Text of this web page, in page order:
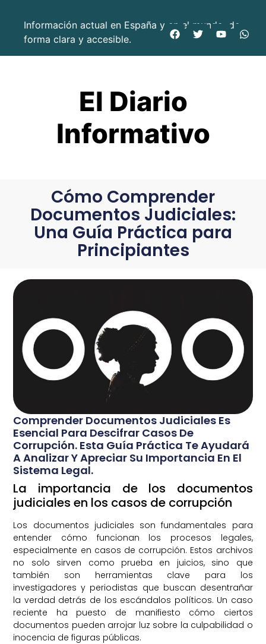
Información actual en España y en el mundo, de
forma clara y accesible.
El Diario
Informativo
Cómo Comprender
Documentos Judiciales:
Una Guía Práctica para
Principiantes
Comprender Documentos Judiciales Es
Esencial Para Descifrar Casos De
Corrupción. Esta Guía Práctica Te Ayudará
A Analizar Y Apreciar Su Importancia En El
Sistema Legal.
La importancia de los documentos
judiciales en los casos de corrupción
Los documentos judiciales son fundamentales para
entender cómo funcionan los procesos legales,
especialmente en casos de corrupción. Estos archivos
no solo sirven como prueba en juicios, sino que
también son herramientas clave para los
investigadores y periodistas que buscan desentrañar
la verdad detrás de los escándalos políticos. Un caso
reciente ha puesto de manifiesto cómo ciertos
documentos pueden arrojar luz sobre la culpabilidad o
inocencia de figuras públicas.